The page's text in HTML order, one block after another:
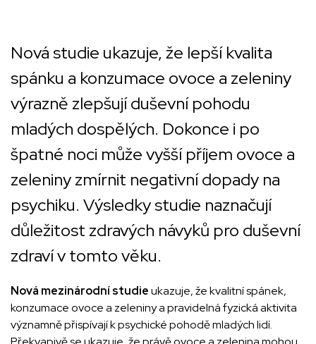
Nová studie ukazuje, že lepší kvalita
spánku a konzumace ovoce a zeleniny
výrazně zlepšují duševní pohodu
mladých dospělých. Dokonce i po
špatné noci může vyšší příjem ovoce a
zeleniny zmírnit negativní dopady na
psychiku. Výsledky studie naznačují
důležitost zdravých návyků pro duševní
zdraví v tomto věku.
Nová mezinárodní studieukazuje, že kvalitní spánek,
konzumace ovoce a zeleniny a pravidelná fyzická aktivita
významně přispívají k psychické pohodě mladých lidí.